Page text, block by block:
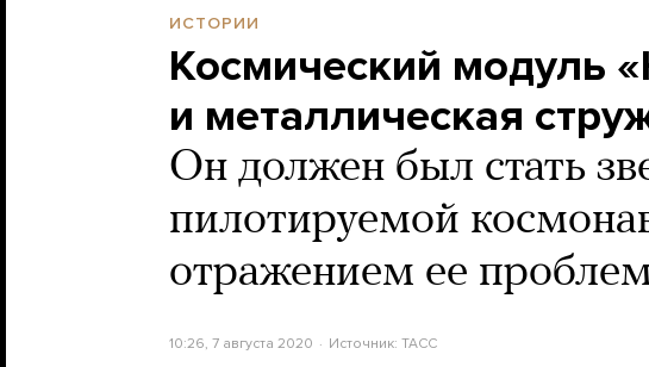
ИСТОРИИ
Космический модуль
и металлическая
Он должен был стать
пилотируемой
отражением ее
10:26, 7 августа 2020 Источник: ТАСС